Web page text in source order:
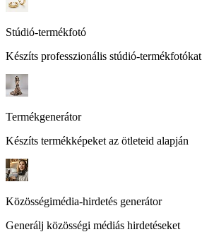
Stúdió-termékfotó
Készíts professzionális stúdió-termékfotókat
Termékgenerátor
Készíts termékképeket az ötleteid alapján
Közösségimédia-hirdetés generátor
Generálj közösségi médiás hirdetéseket